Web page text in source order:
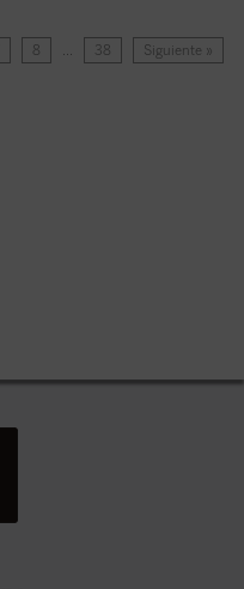
8 … 38 Siguiente »